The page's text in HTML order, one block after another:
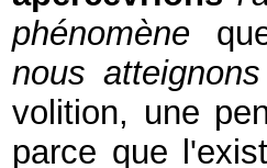
phénomène
nous
volition, une
parce que